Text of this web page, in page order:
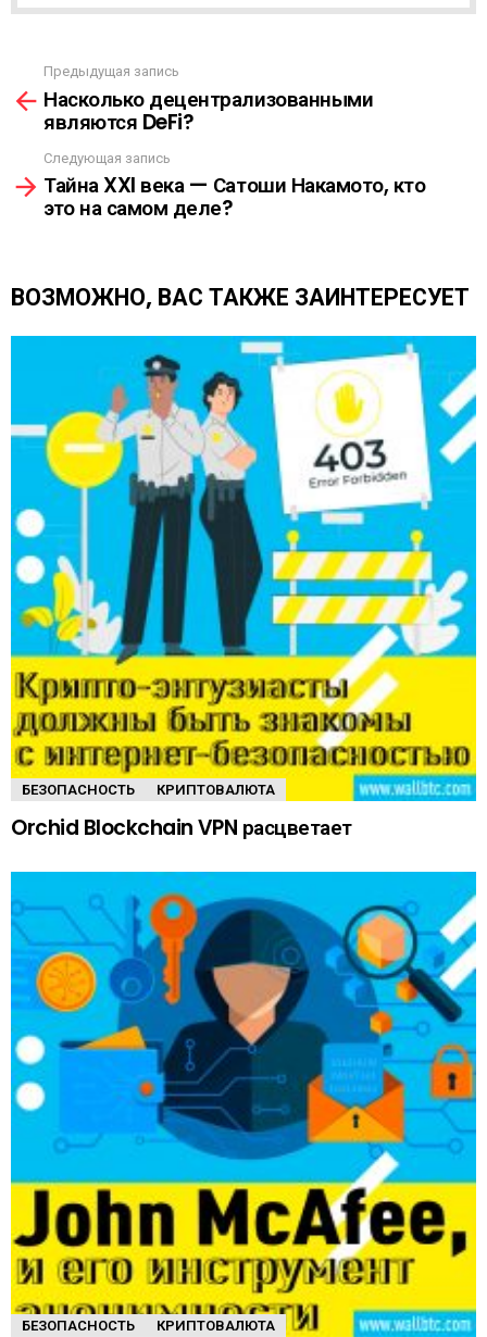
Ы
Л
К
А
м
е
щ
Предыдущая запись
Насколько децентрализованными
являются DeFi?
Следующая запись
Тайна XXI века — Сатоши Накамото, кто
это на самом деле?
ВОЗМОЖНО, ВАС ТАКЖЕ ЗАИНТЕРЕСУЕТ
БЕЗОПАСНОСТЬ КРИПТОВАЛЮТА
Orchid Blockchain VPN расцветает
БЕЗОПАСНОСТЬ КРИПТОВАЛЮТА